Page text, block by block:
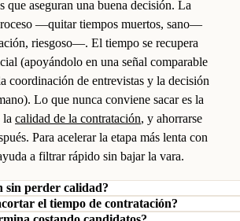
que aseguran una buena decisión. La
—quitar tiempos muertos, sano—
riesgoso—. El tiempo se recupera
(apoyándolo en una señal comparable
coordinación de entrevistas y la decisión
Lo que nunca conviene sacar es la
la calidad de la contratación, y ahorrarse
Para acelerar la etapa más lenta con
a filtrar rápido sin bajar la vara.
sin perder calidad?
el tiempo de contratación?